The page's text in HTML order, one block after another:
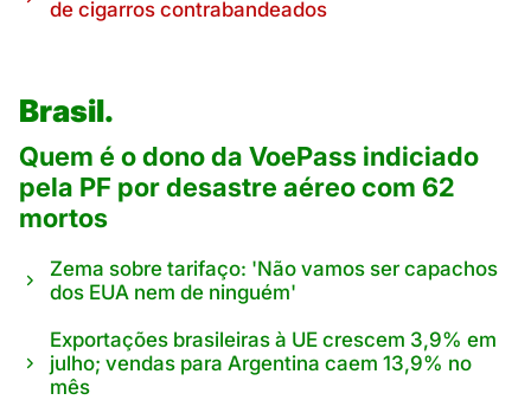
de cigarros contrabandeados
Brasil.
Quem é o dono da VoePass indiciado
pela PF por desastre aéreo com 62
mortos
Zema sobre tarifaço: 'Não vamos ser capachos
dos EUA nem de ninguém'
Exportações brasileiras à UE crescem 3,9% em
julho; vendas para Argentina caem 13,9% no
mês